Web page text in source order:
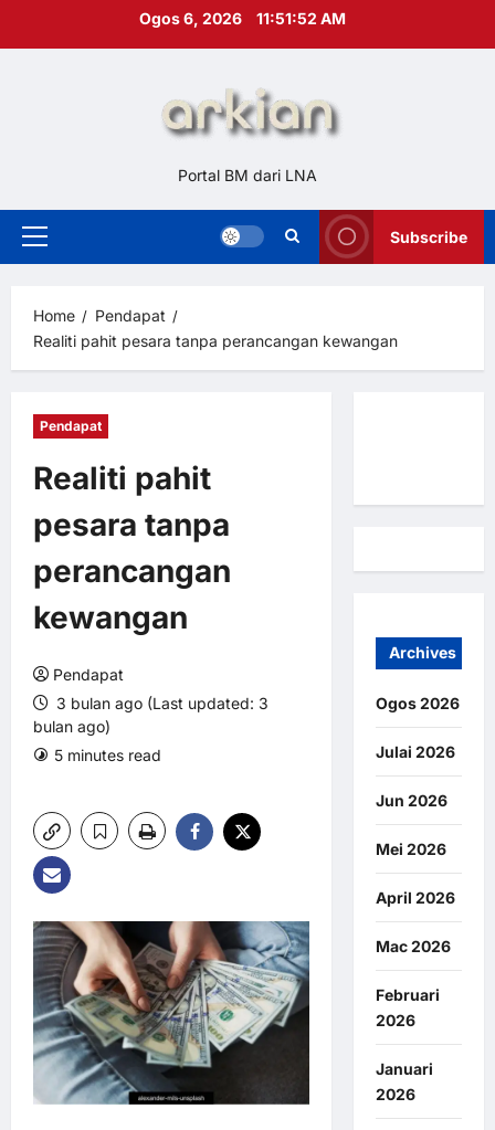
Ogos 6, 2026 11:51:53 AM
Portal BM dari LNA
Primary
Subscribe
Home
Pendapat
Realiti pahit pesara tanpa perancangan kewangan
Pendapat
Realiti pahit
pesara tanpa
perancangan
kewangan
Pendapat
3 bulan ago (Last updated: 3
bulan ago)
5 minutes read
Archives
Ogos 2026
Julai 2026
Jun 2026
Mei 2026
April 2026
Mac 2026
Februari
2026
Januari
2026